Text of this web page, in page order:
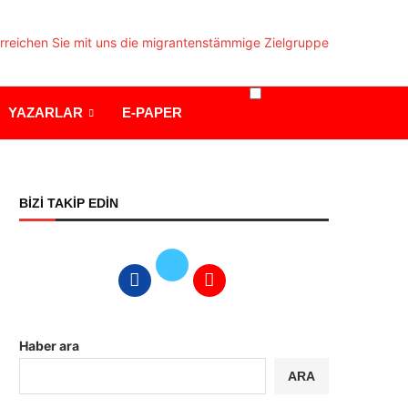
YAZARLAR E-PAPER
BİZİ TAKİP EDİN
Haber ara
ARA